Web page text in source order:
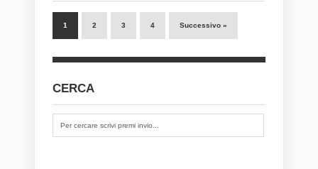
1 2 3 4 Successivo »
CERCA